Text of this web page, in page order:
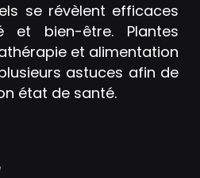
se révèlent efficaces
et bien-être. Plantes
et alimentation
astuces afin de
état de santé.